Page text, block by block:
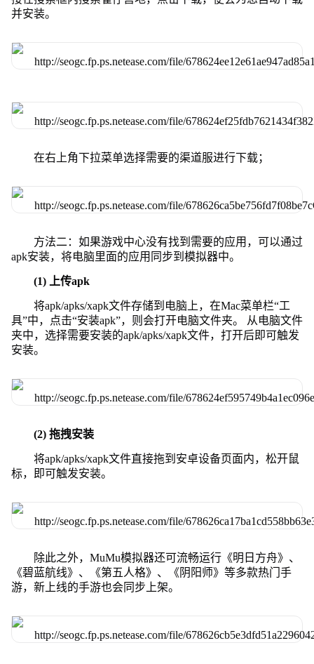
并安装。
在右上角下拉菜单选择需要的渠道服进行下载；
方法二：如果游戏中心没有找到需要的应用，可以通过
apk安装，将电脑里面的应用同步到模拟器中。
(1) 上传apk
将apk/apks/xapk文件存储到电脑上，在Mac菜单栏“工
具”中，点击“安装apk”，则会打开电脑文件夹。 从电脑文件
夹中，选择需要安装的apk/apks/xapk文件，打开后即可触发
安装。
(2) 拖拽安装
将apk/apks/xapk文件直接拖到安卓设备页面内，松开鼠
标，即可触发安装。
除此之外，MuMu模拟器还可流畅运行《明日方舟》、
《碧蓝航线》、《第五人格》、《阴阳师》等多款热门手
游，新上线的手游也会同步上架。